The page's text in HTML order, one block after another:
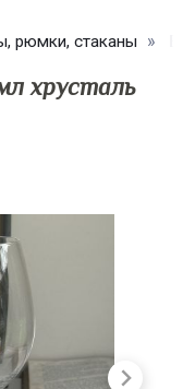
рюмки, стаканы
хрусталь